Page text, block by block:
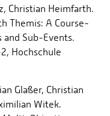
Christian Heimfarth.
Themis: A Course-
Sub-Events.
Hochschule
Glaßer, Christian
Witek.